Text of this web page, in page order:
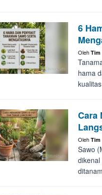
6
Oleh Tim
hama
Cara
Oleh Tim
Sawo